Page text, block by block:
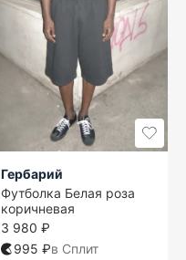
Гербарий
Футболка Белая роза
коричневая
3 980 ₽
995 ₽в Сплит